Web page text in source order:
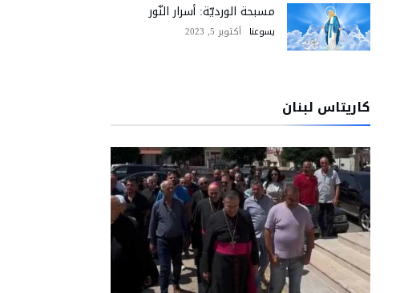
مسبحة الورديّة: أسرار النّور
يسوعنا أكتوبر 5, 2023
كاريتاس لبنان